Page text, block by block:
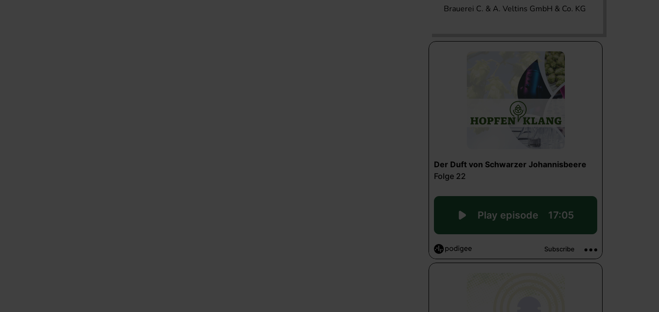
Brauerei C. & A. Veltins GmbH & Co. KG